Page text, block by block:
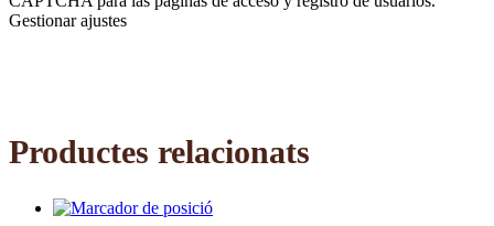
Gestionar ajustes
Productes relacionats